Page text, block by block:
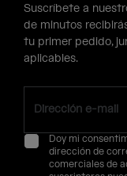
Suscríbete a
de minutos
tu primer pedido,
aplicables.
Doy mi
dirección de
comerciales de